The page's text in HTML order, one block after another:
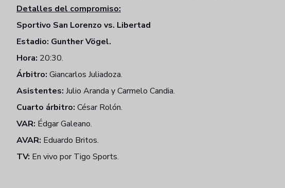
Detalles del compromiso:
Sportivo San Lorenzo vs. Libertad
Estadio: Gunther Vögel.
Hora: 20:30.
Árbitro: Giancarlos Juliadoza.
Asistentes: Julio Aranda y Carmelo Candia.
Cuarto árbitro: César Rolón.
VAR: Édgar Galeano.
AVAR: Eduardo Britos.
TV: En vivo por Tigo Sports.